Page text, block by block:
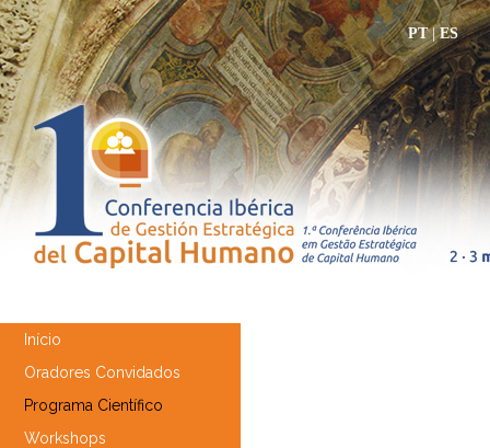
PT|ES
Início
Oradores Convidados
Programa Científico
Workshops